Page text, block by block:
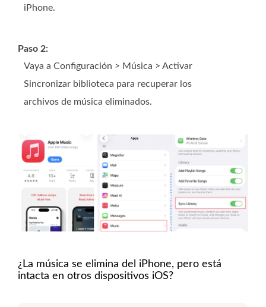
iPhone.
Paso 2:
Vaya a Configuración > Música > Activar
Sincronizar biblioteca para recuperar los
archivos de música eliminados.
¿La música se elimina del iPhone, pero está
intacta en otros dispositivos iOS?